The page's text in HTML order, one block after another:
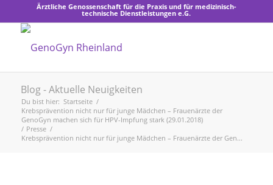
Ärztliche Genossenschaft für die Praxis und für medizinisch-
technische Dienstleistungen e.G.
Blog - Aktuelle Neuigkeiten
Du bist hier: Startseite /
Krebsprävention nicht nur für junge Mädchen – Frauenärzte der
GenoGyn machen sich für HPV-Impfung stark (29.01.2018)
/ Presse /
Krebsprävention nicht nur für junge Mädchen – Frauenärzte der Gen...